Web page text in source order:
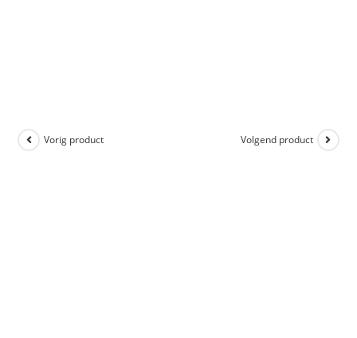
Vorig product Volgend product